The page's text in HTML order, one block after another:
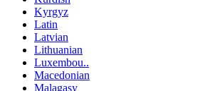
Kyrgyz
Latin
Latvian
Lithuanian
Luxembou..
Macedonian
Malagasy